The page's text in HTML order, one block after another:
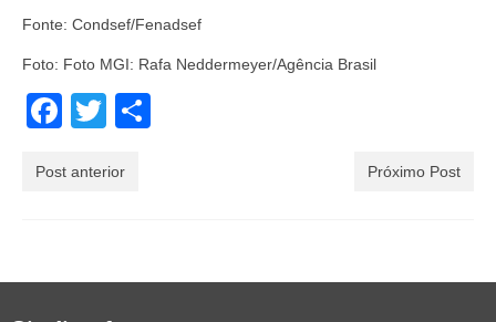
Fonte: Condsef/Fenadsef
Foto: Foto MGI: Rafa Neddermeyer/Agência Brasil
Facebook
Twitter
Post anterior Próximo Post